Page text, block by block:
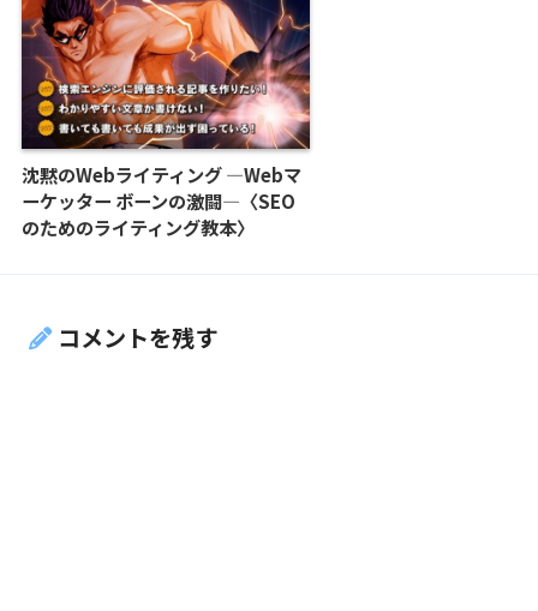
沈黙のWebライティング —Webマ
ーケッター ボーンの激闘—〈SEO
のためのライティング教本〉
コメントを残す